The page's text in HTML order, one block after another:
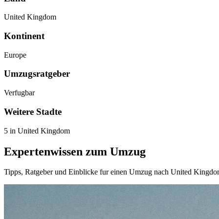
United Kingdom
Kontinent
Europe
Umzugsratgeber
Verfugbar
Weitere Stadte
5 in United Kingdom
Expertenwissen zum Umzug
Tipps, Ratgeber und Einblicke fur einen Umzug nach United